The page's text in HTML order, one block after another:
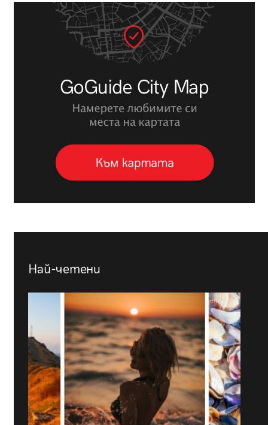
Най-четени